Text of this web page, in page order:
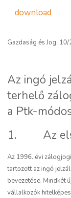
download
Gazdaság és Jog,
Az ingó
terhelő
a Ptk-
1. Az
Az 1996. évi
tartozott az ingó
bevezetése. Mindkét
vállalkozók